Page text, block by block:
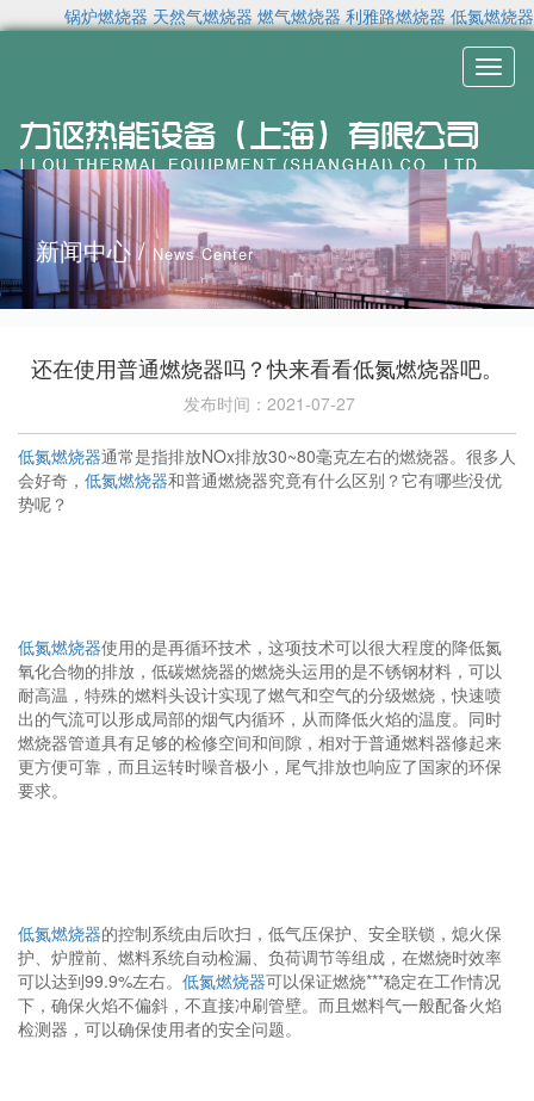
锅炉燃烧器 天然气燃烧器 燃气燃烧器 利雅路燃烧器 低氮燃烧器
新闻中心 / News Center
还在使用普通燃烧器吗？快来看看低氮燃烧器吧。
发布时间：2021-07-27
低氮燃烧器通常是指排放NOx排放30~80毫克左右的燃烧器。很多人
会好奇， 低氮燃烧器和普通燃烧器究竟有什么区别？它有哪些没优
势呢？
低氮燃烧器使用的是再循环技术，这项技术可以很大程度的降低氮
氧化合物的排放，低碳燃烧器的燃烧头运用的是不锈钢材料，可以
耐高温，特殊的燃料头设计实现了燃气和空气的分级燃烧，快速喷
出的气流可以形成局部的烟气内循环，从而降低火焰的温度。同时
燃烧器管道具有足够的检修空间和间隙，相对于普通燃料器修起来
更方便可靠，而且运转时噪音极小，尾气排放也响应了国家的环保
要求。
低氮燃烧器的控制系统由后吹扫，低气压保护、安全联锁，熄火保
护、炉膛前、燃料系统自动检漏、负荷调节等组成，在燃烧时效率
可以达到99.9%左右。 低氮燃烧器可以保证燃烧***稳定在工作情况
下，确保火焰不偏斜，不直接冲刷管壁。而且燃料气一般配备火焰
检测器，可以确保使用者的安全问题。